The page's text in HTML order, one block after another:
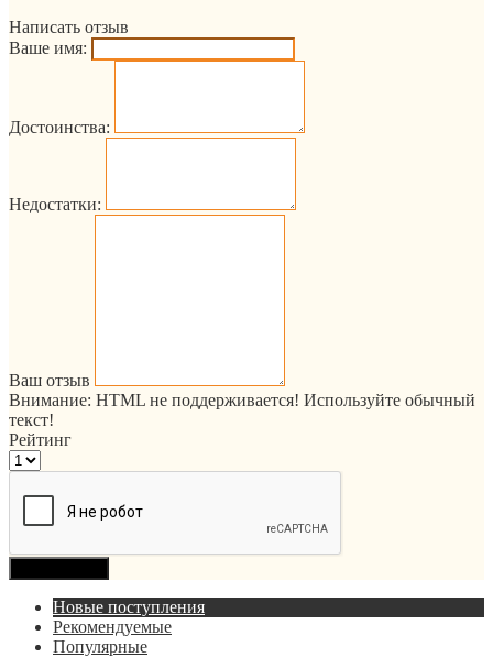
Написать отзыв
Ваше имя:
Достоинства:
Недостатки:
Ваш отзыв
Внимание: HTML не поддерживается! Используйте обычный
текст!
Рейтинг
Новые поступления
Рекомендуемые
Популярные